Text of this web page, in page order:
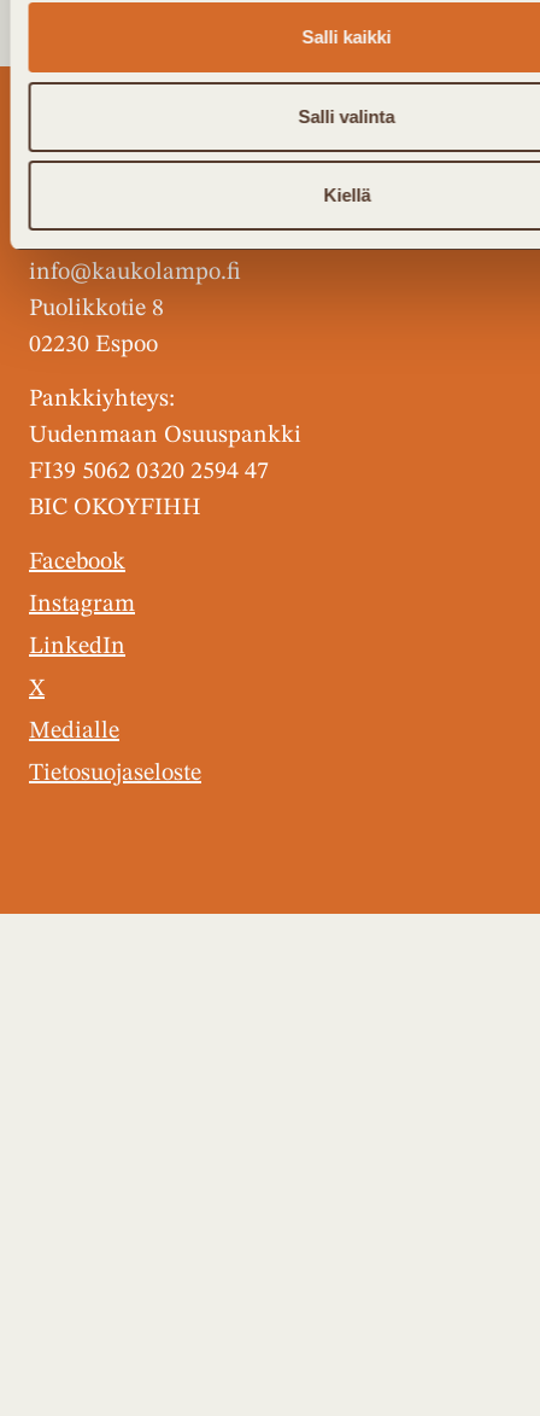
Salli kaikki
Salli valinta
Kiellä
y-tunnus: 2802908-3
info@kaukolampo.fi
Puolikkotie 8
02230 Espoo
Pankkiyhteys:
Uudenmaan Osuuspankki
FI39 5062 0320 2594 47
BIC OKOYFIHH
Facebook
Instagram
LinkedIn
X
Medialle
Tietosuojaseloste